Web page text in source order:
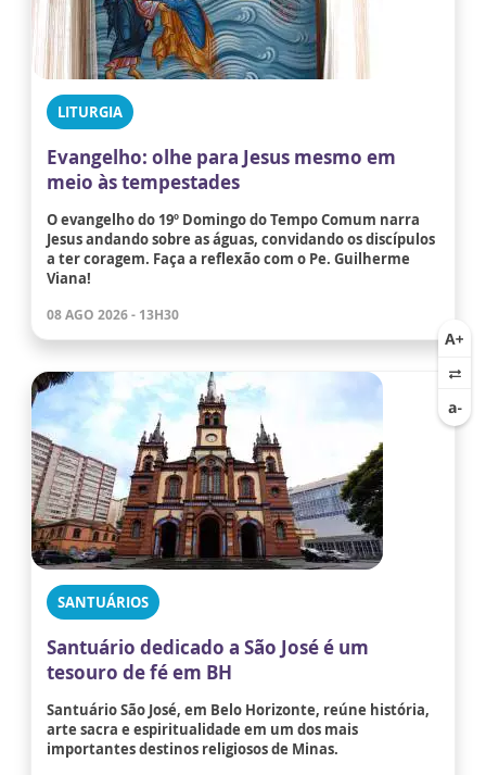
LITURGIA
Evangelho: olhe para Jesus mesmo em
meio às tempestades
O evangelho do 19º Domingo do Tempo Comum narra
Jesus andando sobre as águas, convidando os discípulos
a ter coragem. Faça a reflexão com o Pe. Guilherme
Viana!
08 AGO 2026 - 13H30
SANTUÁRIOS
Santuário dedicado a São José é um
tesouro de fé em BH
Santuário São José, em Belo Horizonte, reúne história,
arte sacra e espiritualidade em um dos mais
importantes destinos religiosos de Minas.